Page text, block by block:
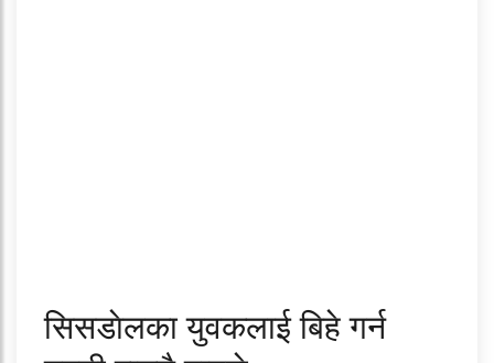
सिसडाेलका युवकलाई बिहे गर्न